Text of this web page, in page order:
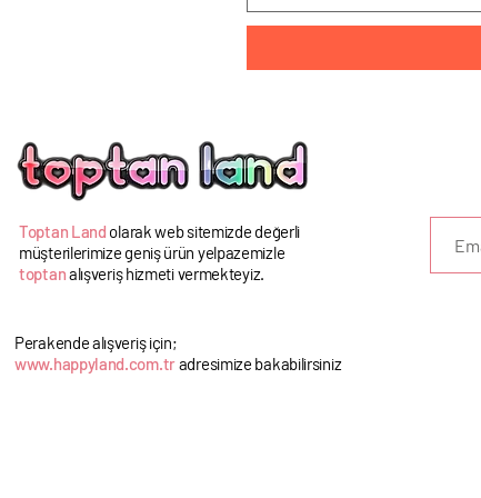
Toptan Land olarak web sitemizde değerli
müşterilerimize geniş ürün yelpazemizle
toptanalışveriş hizmeti vermekteyiz.
Perakende alışveriş için;
www.happyland.com.tradresimize bakabilirsiniz